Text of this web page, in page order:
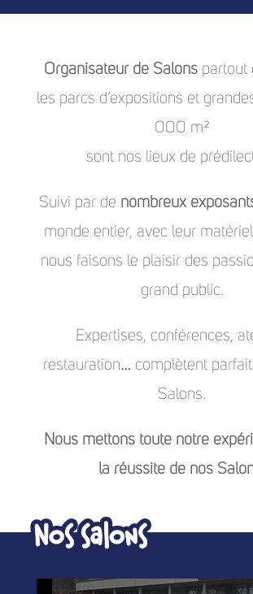
Organisateur de Salonspartout
les parcs d’expositions et
000 m²
sont nos lieux de
Suivi par de nombreux
monde entier, avec leur
nous faisons le plaisir des
grand public.
Expertises, conférences,
restauration… complètent
Salons.
Nous mettons toute notre
la réussite de nos